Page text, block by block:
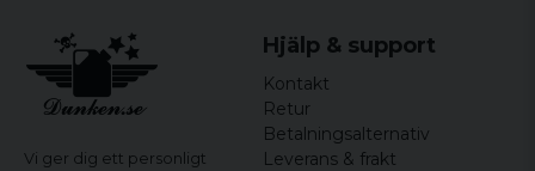
Vi ger dig ett personligt
Hjälp & support
Kontakt
Retur
Betalningsalternativ
Leverans & frakt